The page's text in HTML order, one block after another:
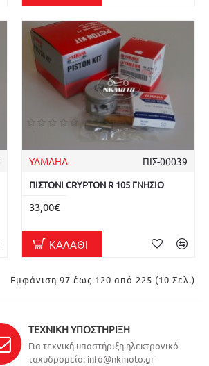
YAMAHA ΠΙΣ-00039
ΠΙΣΤΟΝΙ CRYPTON R 105 ΓΝΗΣΙΟ
33,00€
ΚΑΛΆΘΙ
Εμφάνιση 97 έως 120 από 225 (10 Σελ.)
ΤΕΧΝΙΚΉ ΥΠΟΣΤΉΡΙΞΗ
Για τεχνική υποστήριξη ηλεκτρονικό
ταχυδρομείο: info@nkmoto.gr